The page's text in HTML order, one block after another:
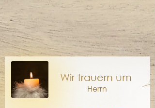
Wir trauern um
Herrn